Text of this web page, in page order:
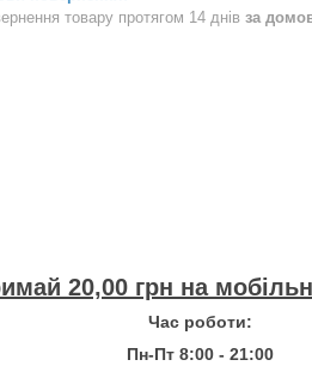
товару протягом 14 днів за
20,00 грн на
Час роботи:
Пн-Пт 8:00 - 21:00